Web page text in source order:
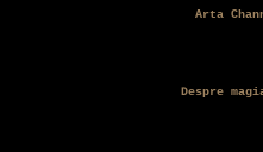
Arta
Despre